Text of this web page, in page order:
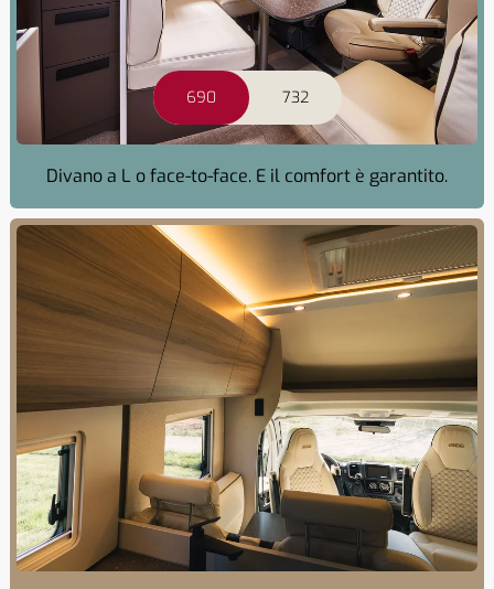
690 732
Divano a L o face-to-face. E il comfort è garantito.